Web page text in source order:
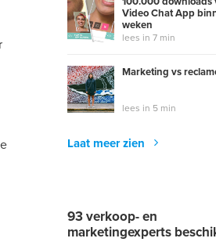
Video Chat App
weken
lees in 7 min
Marketing vs
lees in 5 min
Laat meer zien
93 verkoop- en
marketingexperts